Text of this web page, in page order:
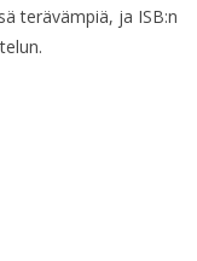
terävämpiä, ja ISB:n